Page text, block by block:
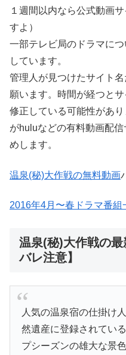
１週間以内なら公式動画
すよ）
一部テレビ局のドラマに
しています。
管理人が見つけたサイト
願います。時間が経つと
修正している可能性があ
がhuluなどの有料動画配
めします。
温泉(秘)大作戦の無料動画
2016年4月〜春ドラマ番組
温泉(秘)大作戦の
バレ注意】
人気の温泉宿の仕掛け
然遺産に登録されてい
プシーズンの雄大な景